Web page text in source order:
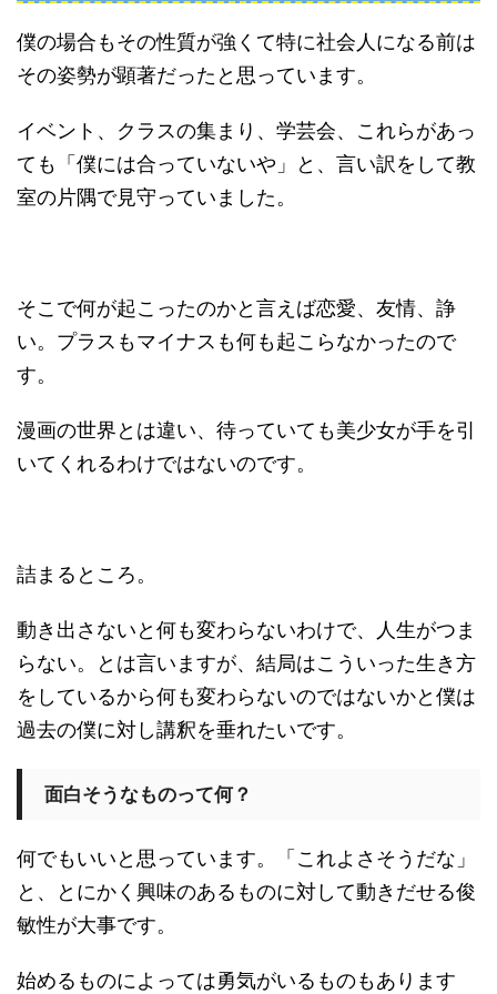
僕の場合もその性質が強くて特に社会人になる前は
その姿勢が顕著だったと思っています。
イベント、クラスの集まり、学芸会、これらがあっ
ても「僕には合っていないや」と、言い訳をして教
室の片隅で見守っていました。
そこで何が起こったのかと言えば恋愛、友情、諍
い。プラスもマイナスも何も起こらなかったので
す。
漫画の世界とは違い、待っていても美少女が手を引
いてくれるわけではないのです。
詰まるところ。
動き出さないと何も変わらないわけで、人生がつま
らない。とは言いますが、結局はこういった生き方
をしているから何も変わらないのではないかと僕は
過去の僕に対し講釈を垂れたいです。
面白そうなものって何？
何でもいいと思っています。「これよさそうだな」
と、とにかく興味のあるものに対して動きだせる俊
敏性が大事です。
始めるものによっては勇気がいるものもあります